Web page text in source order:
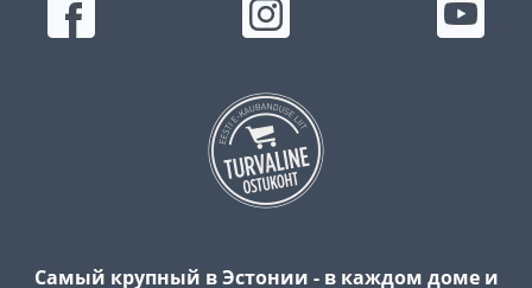
Самый крупный в Эстонии - в каждом доме и